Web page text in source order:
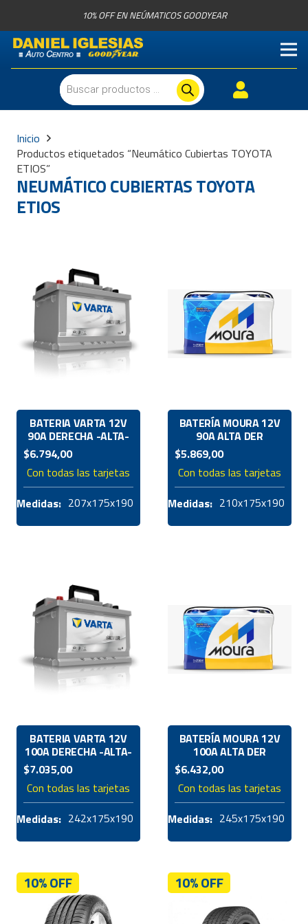
10% OFF EN NEÚMATICOS GOODYEAR
Búsqueda
de
productos
Inicio
Productos etiquetados “Neumático Cubiertas TOYOTA
ETIOS”
NEUMÁTICO CUBIERTAS TOYOTA
ETIOS
BATERIA VARTA 12V
90A DERECHA -ALTA-
$6.794,00
Con todas las tarjetas
Medidas: 207x175x190
BATERÍA MOURA 12V
90A ALTA DER
$5.869,00
Con todas las tarjetas
Medidas: 210x175x190
BATERIA VARTA 12V
100A DERECHA -ALTA-
$7.035,00
Con todas las tarjetas
Medidas: 242x175x190
BATERÍA MOURA 12V
100A ALTA DER
$6.432,00
Con todas las tarjetas
Medidas: 245x175x190
10% OFF 10% OFF